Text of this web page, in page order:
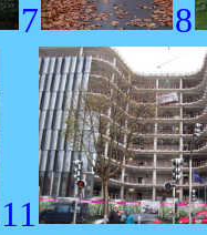
7 8
11